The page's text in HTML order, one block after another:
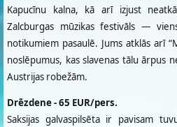
Kapucīnu kalna, kā arī izjust
Zalcburgas mūzikas festivāls —
notikumiem pasaulē. Jums atklās arī
noslēpumus, kas slavenas tālu ārpus
Austrijas robežām.
Drēzdene - 65 EUR/pers.
Saksijas galvaspilsēta ir pavisam